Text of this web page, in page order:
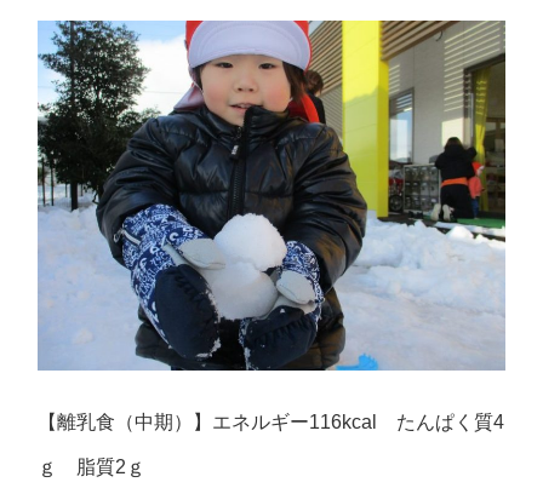
【離乳食（中期）】エネルギー116kcal たんぱく質4
ｇ 脂質2ｇ